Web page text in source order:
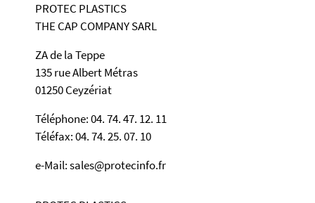
PROTEC PLASTICS
THE CAP COMPANY SARL
ZA de la Teppe
135 rue Albert Métras
01250 Ceyzériat
Téléphone: 04. 74. 47. 12. 11
Téléfax: 04. 74. 25. 07. 10
e-Mail: sales@protecinfo.fr